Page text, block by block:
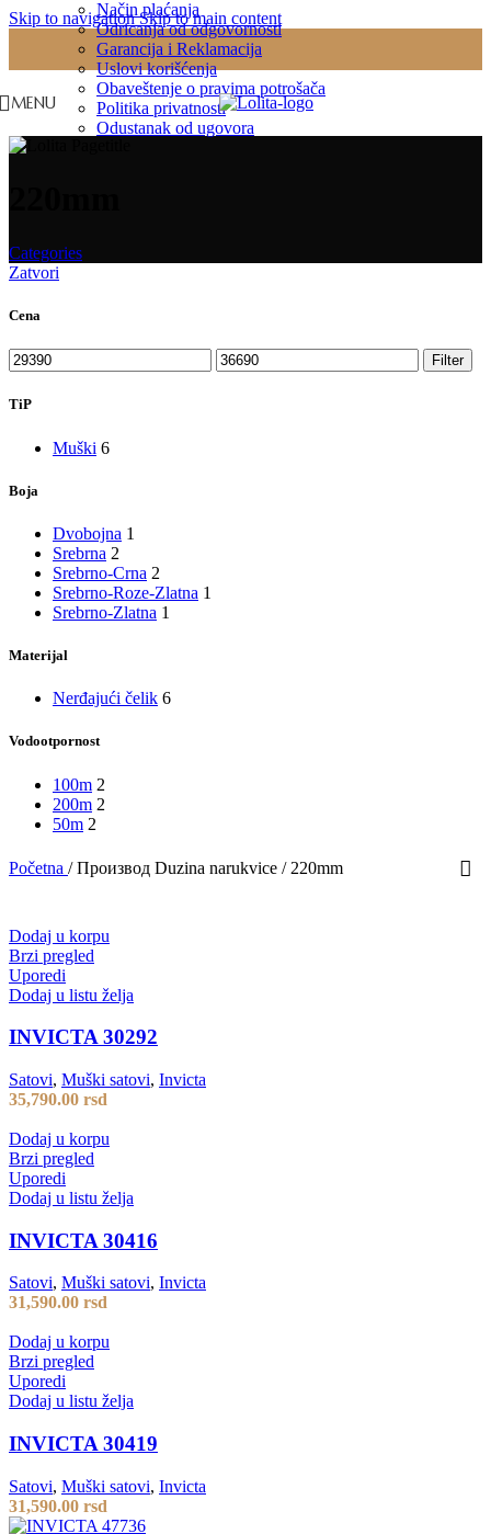
Skip to navigationSkip to main content
Način plaćanja
Odricanja od odgovornosti
Garancija i Reklamacija
Uslovi korišćenja
Obaveštenje o pravima potrošača
Politika privatnosti
Odustanak od ugovora
MENU
Categories
Zatvori
Cena
Minimalna
cena
Maksimalna
cena
Filter
TiP
Muški 6
Boja
Dvobojna 1
Srebrna 2
Srebrno-Crna 2
Srebrno-Roze-Zlatna 1
Srebrno-Zlatna 1
Materijal
Nerđajući čelik 6
Vodootpornost
100m 2
200m 2
50m 2
Početna / Производ Duzina narukvice / 220mm
Dodaj u korpu
Brzi pregled
Uporedi
Dodaj u listu želja
INVICTA 30292
Satovi, Muški satovi, Invicta
35,790.00 rsd
Dodaj u korpu
Brzi pregled
Uporedi
Dodaj u listu želja
INVICTA 30416
Satovi, Muški satovi, Invicta
31,590.00 rsd
Dodaj u korpu
Brzi pregled
Uporedi
Dodaj u listu želja
INVICTA 30419
Satovi, Muški satovi, Invicta
31,590.00 rsd